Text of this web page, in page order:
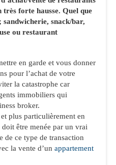
forte hausse. Quel que
snack/bar,
ou restaurant
en garde et vous donner
pour l’achat de votre
la catastrophe car
immobiliers qui
broker.
plus particulièrement en
être menée par un vrai
de ce type de transaction
la vente d’un appartement